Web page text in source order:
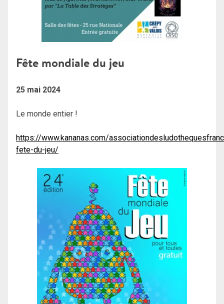
Fête mondiale du jeu
25 mai 2024
Le monde entier !
https://www.kananas.com/
fete-du-jeu/